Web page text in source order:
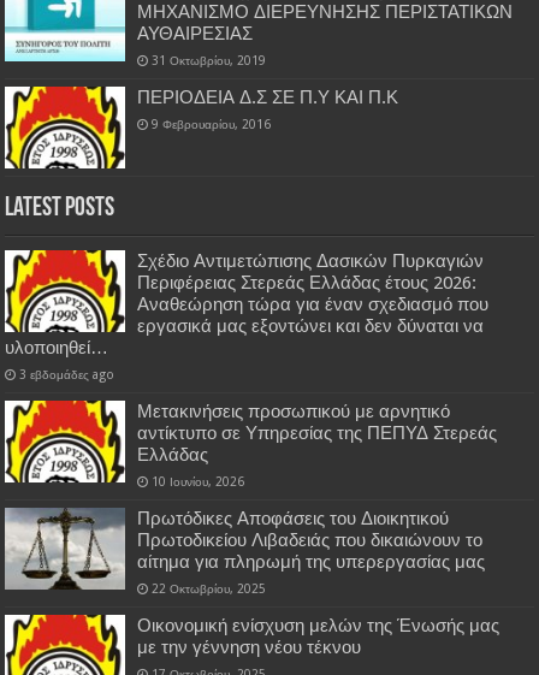
ΜΗΧΑΝΙΣΜΟ ΔΙΕΡΕΥΝΗΣΗΣ ΠΕΡΙΣΤΑΤΙΚΩΝ
ΑΥΘΑΙΡΕΣΙΑΣ
31 Οκτωβρίου, 2019
ΠΕΡΙΟΔΕΙΑ Δ.Σ ΣΕ Π.Υ ΚΑΙ Π.Κ
9 Φεβρουαρίου, 2016
Latest Posts
Σχέδιο Αντιμετώπισης Δασικών Πυρκαγιών
Περιφέρειας Στερεάς Ελλάδας έτους 2026:
Αναθεώρηση τώρα για έναν σχεδιασμό που
εργασικά μας εξοντώνει και δεν δύναται να
υλοποιηθεί…
3 εβδομάδες ago
Μετακινήσεις προσωπικού με αρνητικό
αντίκτυπο σε Υπηρεσίας της ΠΕΠΥΔ Στερεάς
Ελλάδας
10 Ιουνίου, 2026
Πρωτόδικες Αποφάσεις του Διοικητικού
Πρωτοδικείου Λιβαδειάς που δικαιώνουν το
αίτημα για πληρωμή της υπερεργασίας μας
22 Οκτωβρίου, 2025
Οικονομική ενίσχυση μελών της Ένωσής μας
με την γέννηση νέου τέκνου